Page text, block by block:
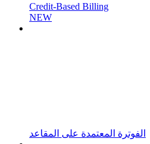
Credit-Based Billing
NEW
الفوترة المعتمدة على المقاعد